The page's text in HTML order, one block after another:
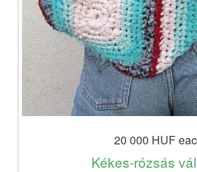
20 000 HUF
Kékes-rózsás